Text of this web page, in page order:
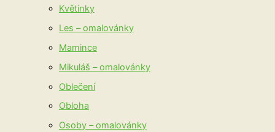
Květinky
Les – omalovánky
Mamince
Mikuláš – omalovánky
Oblečení
Obloha
Osoby – omalovánky